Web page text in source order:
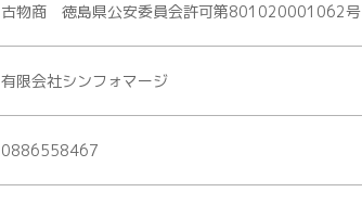
古物商 徳島県公安委員会許可第801020001062号
有限会社シンフォマージ
0886558467